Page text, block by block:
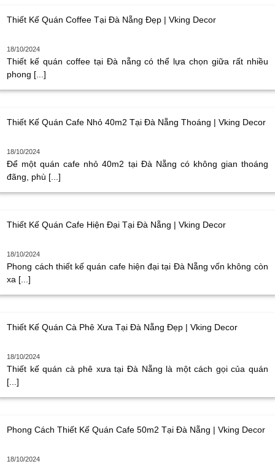
Thiết Kế Quán Coffee Tại Đà Nẵng Đẹp | Vking Decor
18/10/2024
Thiết kế quán coffee tại Đà nẵng có thể lựa chọn giữa rất nhiều
phong [...]
Thiết Kế Quán Cafe Nhỏ 40m2 Tại Đà Nẵng Thoáng | Vking Decor
18/10/2024
Để một quán cafe nhỏ 40m2 tại Đà Nẵng có không gian thoáng
đãng, phù [...]
Thiết Kế Quán Cafe Hiện Đại Tại Đà Nẵng | Vking Decor
18/10/2024
Phong cách thiết kế quán cafe hiện đại tại Đà Nẵng vốn không còn
xa [...]
Thiết Kế Quán Cà Phê Xưa Tại Đà Nẵng Đẹp | Vking Decor
18/10/2024
Thiết kế quán cà phê xưa tại Đà Nẵng là một cách gọi của quán
[...]
Phong Cách Thiết Kế Quán Cafe 50m2 Tại Đà Nẵng | Vking Decor
18/10/2024